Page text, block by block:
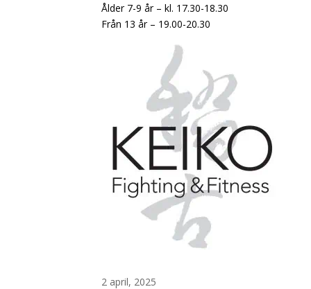
Ålder 7-9 år – kl. 17.30-18.30
Från 13 år – 19.00-20.30
2 april, 2025